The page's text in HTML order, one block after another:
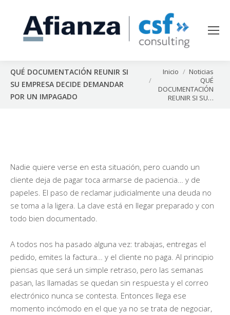
QUÉ DOCUMENTACIÓN REUNIR SI
SU EMPRESA DECIDE DEMANDAR
POR UN IMPAGADO
Estás aquí:
Inicio
Noticias
QUÉ
DOCUMENTACIÓN
REUNIR SI SU…
Nadie quiere verse en esta situación, pero cuando un
cliente deja de pagar toca armarse de paciencia… y de
papeles. El paso de reclamar judicialmente una deuda no
se toma a la ligera. La clave está en llegar preparado y con
todo bien documentado.
A todos nos ha pasado alguna vez: trabajas, entregas el
pedido, emites la factura… y el cliente no paga. Al principio
piensas que será un simple retraso, pero las semanas
pasan, las llamadas se quedan sin respuesta y el correo
electrónico nunca se contesta. Entonces llega ese
momento incómodo en el que ya no se trata de negociar,